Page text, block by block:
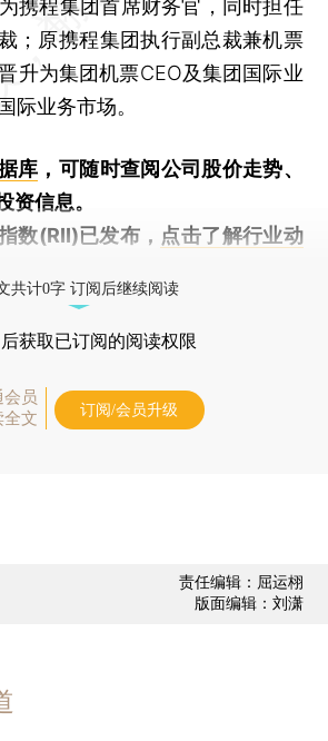
携程集团首席财务官，同时担任
；原携程集团执行副总裁兼机票
升为集团机票CEO及集团国际业
际业务市场。
库 ，可随时查阅公司股价走势、
资信息。
数(RII)已发布， 点击了解行业动
共计0字 订阅后继续阅读
后获取已订阅的阅读权限
会员
全文
订阅/会员升级
责任编辑：屈运栩
版面编辑：刘潇